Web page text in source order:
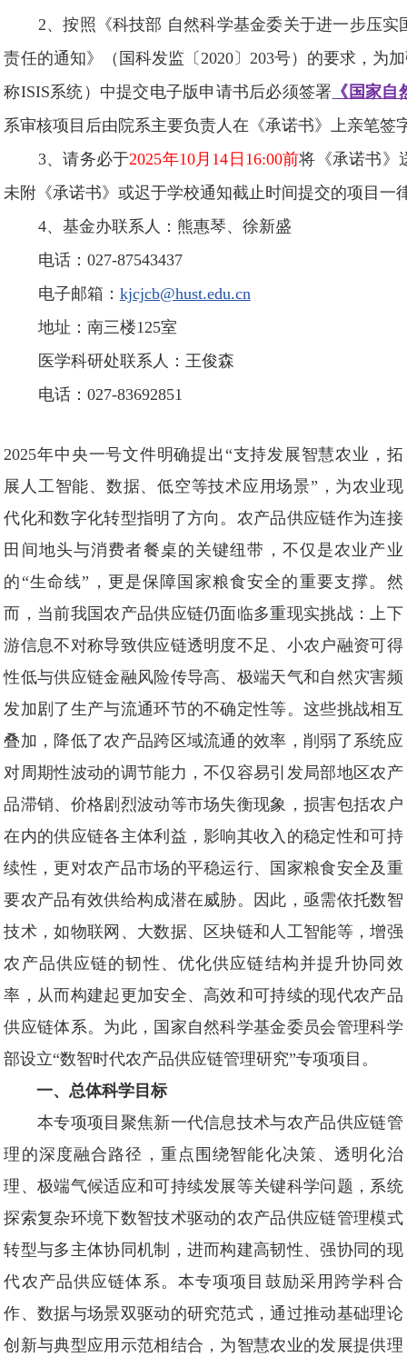
2、按照《科技部 自然科学基金委关于进一步压
责任的通知》（国科发监〔2020〕203号）的要求，为
称ISIS系统）中提交电子版申请书后必须签署 《国家
系审核项目后由院系主要负责人在《承诺书》上亲笔签
3、请务必于2025年10月14日16:00前将《承诺书》
未附《承诺书》或迟于学校通知截止时间提交的项目一
4、基金办联系人：熊惠琴、徐新盛
电话：027-87543437
电子邮箱： kjcjcb@hust.edu.cn
地址：南三楼125室
医学科研处联系人：王俊森
电话：027-83692851
2025年中央一号文件明确提出“支持发展智慧农业，拓
展人工智能、数据、低空等技术应用场景”，为农业现
代化和数字化转型指明了方向。农产品供应链作为连接
田间地头与消费者餐桌的关键纽带，不仅是农业产业
的“生命线”，更是保障国家粮食安全的重要支撑。然
而，当前我国农产品供应链仍面临多重现实挑战：上下
游信息不对称导致供应链透明度不足、小农户融资可得
性低与供应链金融风险传导高、极端天气和自然灾害频
发加剧了生产与流通环节的不确定性等。这些挑战相互
叠加，降低了农产品跨区域流通的效率，削弱了系统应
对周期性波动的调节能力，不仅容易引发局部地区农产
品滞销、价格剧烈波动等市场失衡现象，损害包括农户
在内的供应链各主体利益，影响其收入的稳定性和可持
续性，更对农产品市场的平稳运行、国家粮食安全及重
要农产品有效供给构成潜在威胁。因此，亟需依托数智
技术，如物联网、大数据、区块链和人工智能等，增强
农产品供应链的韧性、优化供应链结构并提升协同效
率，从而构建起更加安全、高效和可持续的现代农产品
供应链体系。为此，国家自然科学基金委员会管理科学
部设立“数智时代农产品供应链管理研究”专项项目。
一、总体科学目标
本专项项目聚焦新一代信息技术与农产品供应链管
理的深度融合路径，重点围绕智能化决策、透明化治
理、极端气候适应和可持续发展等关键科学问题，系统
探索复杂环境下数智技术驱动的农产品供应链管理模式
转型与多主体协同机制，进而构建高韧性、强协同的现
代农产品供应链体系。本专项项目鼓励采用跨学科合
作、数据与场景双驱动的研究范式，通过推动基础理论
创新与典型应用示范相结合，为智慧农业的发展提供理